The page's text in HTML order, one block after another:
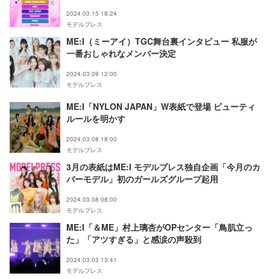
2024.03.15 18:24
モデルプレス
ME:I（ミーアイ）TGC舞台裏インタビュー 私服が
一番おしゃれなメンバー決定
2024.03.09 12:00
モデルプレス
ME:I「NYLON JAPAN」W表紙で登場 ビューティ
ルールを明かす
2024.03.08 18:00
モデルプレス
3月の表紙はME:I モデルプレス独自企画「今月のカ
バーモデル」初のガールズグループ起用
2024.03.08 08:00
モデルプレス
ME:I「＆ME」村上璃杏がOPセンター「鳥肌立っ
た」「アツすぎる」と感涙の声殺到
2024.03.03 13:41
モデルプレス